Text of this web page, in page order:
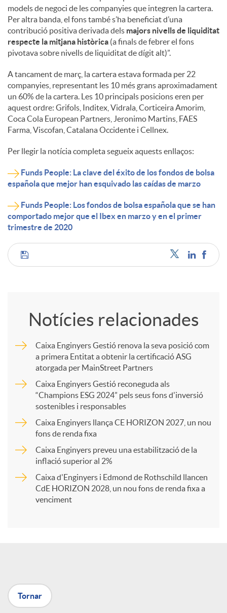
models de negoci de les companyies que integren la cartera.
Per altra banda, el fons també s’ha beneficiat d’una
contribució positiva derivada dels majors nivells de liquiditat
respecte la mitjana històrica (a finals de febrer el fons
pivotava sobre nivells de liquiditat de dígit alt)”.
A tancament de març, la cartera estava formada per 22
companyies, representant les 10 més grans aproximadament
un 60% de la cartera. Les 10 principals posicions eren per
aquest ordre: Grifols, Inditex, Vidrala, Corticeira Amorim,
Coca Cola European Partners, Jeronimo Martins, FAES
Farma, Viscofan, Catalana Occidente i Cellnex.
Per llegir la notícia completa segueix aquests enllaços:
Funds People: La clave del éxito de los fondos de bolsa
española que mejor han esquivado las caídas de marzo
Funds People: Los fondos de bolsa española que se han
comportado mejor que el Ibex en marzo y en el primer
trimestre de 2020
C
m
r
X
Notícies relacionades
Caixa Enginyers Gestió renova la seva posició com
a primera Entitat a obtenir la certificació ASG
atorgada per MainStreet Partners
Caixa Enginyers Gestió reconeguda als
“Champions ESG 2024” pels seus fons d'inversió
sostenibles i responsables
Caixa Enginyers llança CE HORIZON 2027, un nou
fons de renda fixa
Caixa Enginyers preveu una estabilització de la
inflació superior al 2%
Caixa d'Enginyers i Edmond de Rothschild llancen
CdE HORIZON 2028, un nou fons de renda fixa a
venciment
Tornar